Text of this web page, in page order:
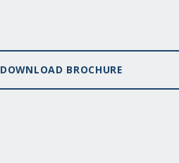
DOWNLOAD BROCHURE